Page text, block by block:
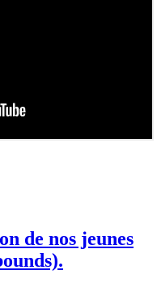
de nos jeunes